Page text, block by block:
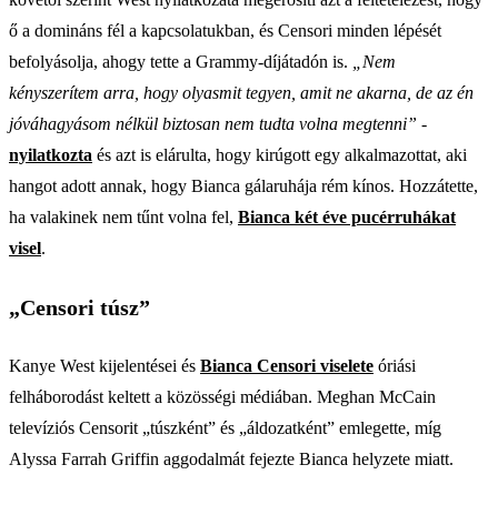
ő a domináns fél a kapcsolatukban, és Censori minden lépését
befolyásolja, ahogy tette a Grammy-díjátadón is.
„Nem
kényszerítem arra, hogy olyasmit tegyen, amit ne akarna, de az én
jóváhagyásom nélkül biztosan nem tudta volna megtenni” -
nyilatkozta és azt is elárulta, hogy kirúgott egy alkalmazottat, aki
hangot adott annak, hogy Bianca gálaruhája rém kínos. Hozzátette,
ha valakinek nem tűnt volna fel, Bianca két éve pucérruhákat
visel.
„Censori túsz”
Kanye West kijelentései és Bianca Censori viselete óriási
felháborodást keltett a közösségi médiában. Meghan McCain
televíziós Censorit „túszként” és „áldozatként” emlegette, míg
Alyssa Farrah Griffin aggodalmát fejezte Bianca helyzete miatt.